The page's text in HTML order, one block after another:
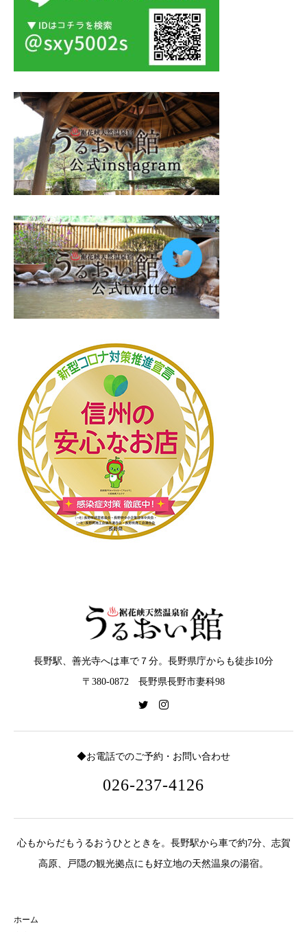
長野駅、善光寺へは車で７分。長野県庁からも徒歩10分
〒380-0872 長野県長野市妻科98
◆お電話でのご予約・お問い合わせ
026-237-4126
心もからだもうるおうひとときを。長野駅から車で約7分、志賀
高原、戸隠の観光拠点にも好立地の天然温泉の湯宿。
ホーム